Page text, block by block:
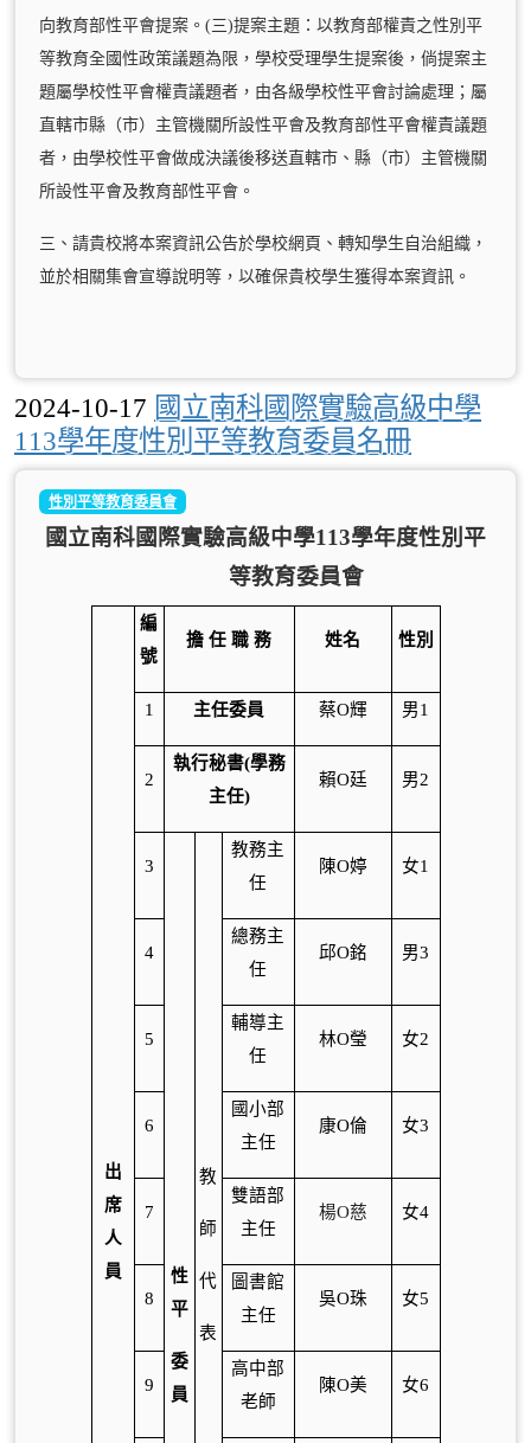
向教育部性平會提案。(三)提案主題：以教育部權責之性別平
等教育全國性政策議題為限，學校受理學生提案後，倘提案主
題屬學校性平會權責議題者，由各級學校性平會討論處理；屬
直轄市縣（市）主管機關所設性平會及教育部性平會權責議題
者，由學校性平會做成決議後移送直轄市、縣（市）主管機關
所設性平會及教育部性平會。
三、請貴校將本案資訊公告於學校網頁、轉知學生自治組織，
並於相關集會宣導說明等，以確保貴校學生獲得本案資訊。
2024-10-17 國立南科國際實驗高級中學
113學年度性別平等教育委員名冊
性別平等教育委員會
國立南科國際實驗高級中學113學年度性別平
等教育委員會
出
席
人
員
編
號
擔 任 職 務 姓名 性別
1 主任委員 蔡O輝 男1
2
執行秘書(學務
主任)
賴O廷 男2
3
性
平
委
員
教
師
代
表
教務主
任
陳O婷 女1
4
總務主
任
邱O銘 男3
5
輔導主
任
林O瑩 女2
6
國小部
主任
康O倫 女3
7
雙語部
主任
楊O慈 女4
8
圖書館
主任
吳O珠 女5
9
高中部
老師
陳O美 女6